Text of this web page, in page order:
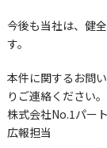
今後も当社は、健
す。
本件に関するお問
りご連絡ください。
株式会社No.1パー
広報担当